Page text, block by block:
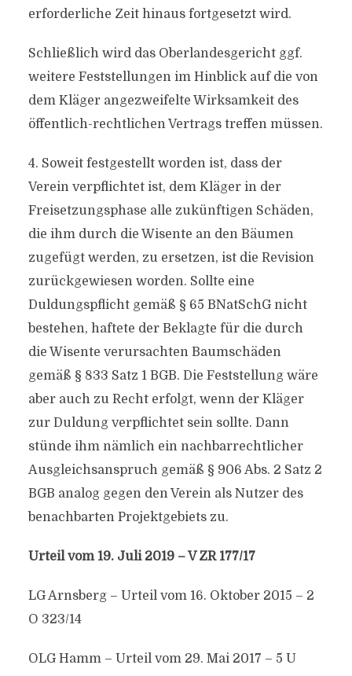
erforderliche Zeit hinaus fortgesetzt wird.
Schließlich wird das Oberlandesgericht ggf.
weitere Feststellungen im Hinblick auf die von
dem Kläger angezweifelte Wirksamkeit des
öffentlich-rechtlichen Vertrags treffen müssen.
4. Soweit festgestellt worden ist, dass der
Verein verpflichtet ist, dem Kläger in der
Freisetzungsphase alle zukünftigen Schäden,
die ihm durch die Wisente an den Bäumen
zugefügt werden, zu ersetzen, ist die Revision
zurückgewiesen worden. Sollte eine
Duldungspflicht gemäß § 65 BNatSchG nicht
bestehen, haftete der Beklagte für die durch
die Wisente verursachten Baumschäden
gemäß § 833 Satz 1 BGB. Die Feststellung wäre
aber auch zu Recht erfolgt, wenn der Kläger
zur Duldung verpflichtet sein sollte. Dann
stünde ihm nämlich ein nachbarrechtlicher
Ausgleichsanspruch gemäß § 906 Abs. 2 Satz 2
BGB analog gegen den Verein als Nutzer des
benachbarten Projektgebiets zu.
Urteil vom 19. Juli 2019 – V ZR 177/17
LG Arnsberg – Urteil vom 16. Oktober 2015 – 2
O 323/14
OLG Hamm – Urteil vom 29. Mai 2017 – 5 U